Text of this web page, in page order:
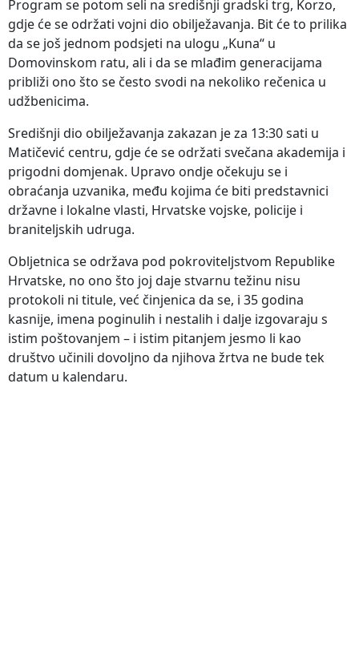
Program se potom seli na središnji gradski trg, Korzo,
gdje će se održati vojni dio obilježavanja. Bit će to prilika
da se još jednom podsjeti na ulogu „Kuna“ u
Domovinskom ratu, ali i da se mlađim generacijama
približi ono što se često svodi na nekoliko rečenica u
udžbenicima.
Središnji dio obilježavanja zakazan je za 13:30 sati u
Matičević centru, gdje će se održati svečana akademija i
prigodni domjenak. Upravo ondje očekuju se i
obraćanja uzvanika, među kojima će biti predstavnici
državne i lokalne vlasti, Hrvatske vojske, policije i
braniteljskih udruga.
Obljetnica se održava pod pokroviteljstvom Republike
Hrvatske, no ono što joj daje stvarnu težinu nisu
protokoli ni titule, već činjenica da se, i 35 godina
kasnije, imena poginulih i nestalih i dalje izgovaraju s
istim poštovanjem – i istim pitanjem jesmo li kao
društvo učinili dovoljno da njihova žrtva ne bude tek
datum u kalendaru.